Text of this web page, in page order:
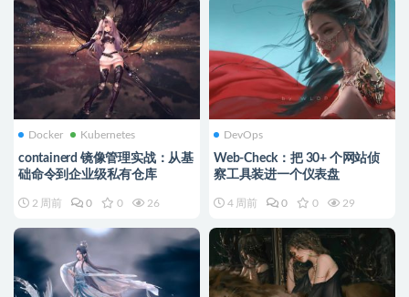
Docker Kubernetes
containerd 镜像管理实战：从基
础命令到企业级私有仓库
2 周前 0 0 26
DevOps
Web-Check：把 30+ 个网站侦
察工具装进一个仪表盘
4 周前 0 0 29